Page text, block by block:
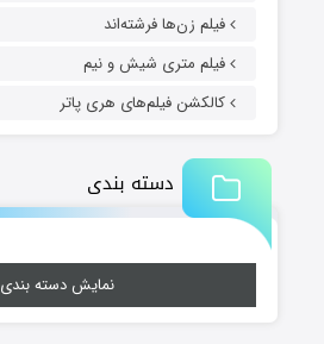
فیلم زن‌ها فرشته‌اند
فیلم متری شیش و نیم
کالکشن فیلم‌های هری پاتر
دسته بندی
نمایش دسته بندی